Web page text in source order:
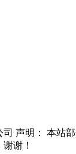
声明： 本站
谢！